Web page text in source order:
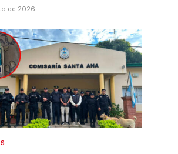
de 2026